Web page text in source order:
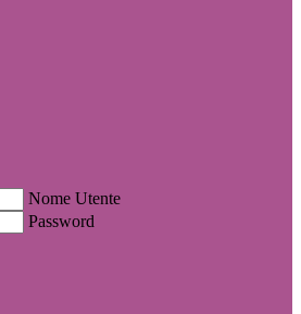
Nome Utente
Password